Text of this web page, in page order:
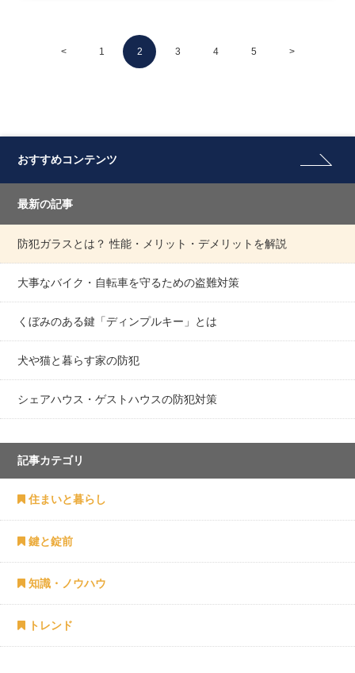
< 1 2 3 4 5 >
おすすめコンテンツ
最新の記事
防犯ガラスとは？ 性能・メリット・デメリットを解説
大事なバイク・自転車を守るための盗難対策
くぼみのある鍵「ディンプルキー」とは
犬や猫と暮らす家の防犯
シェアハウス・ゲストハウスの防犯対策
記事カテゴリ
住まいと暮らし
鍵と錠前
知識・ノウハウ
トレンド